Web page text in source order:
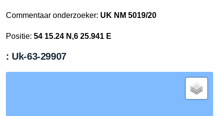
Commentaar onderzoeker: UK NM 5019/20
Positie: 54 15.24 N,6 25.941 E
: Uk-63-29907